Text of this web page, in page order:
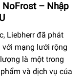
NoFrost – Nhập
Liebherr đã phát
mạng lưới rộng
là một trong
và dịch vụ của